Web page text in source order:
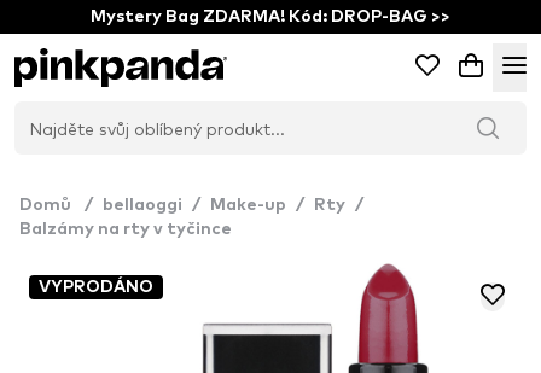
Mystery Bag ZDARMA! Kód: DROP-BAG >>
Domů / bellaoggi / Make-up / Rty /
Balzámy na rty v tyčince
VYPRODÁNO